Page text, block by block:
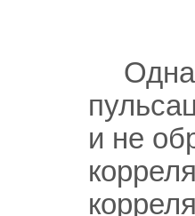
и не